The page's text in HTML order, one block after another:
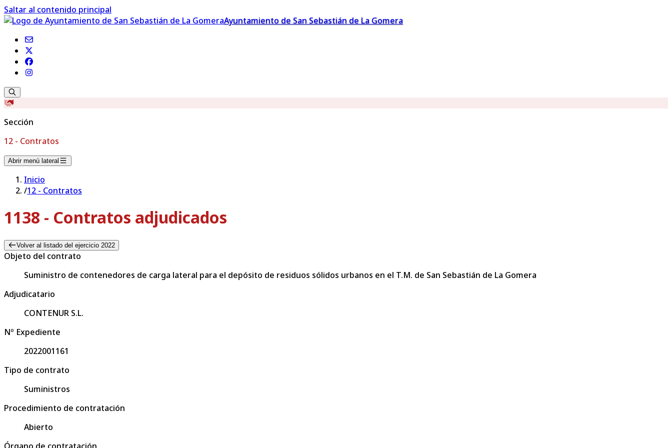
Saltar al contenido principal
Ayuntamiento de San Sebastián de La Gomera
Sección
12 - Contratos
Abrir menú lateral
Inicio
/12 - Contratos
1138 - Contratos adjudicados
Volver al listado del ejercicio 2022
Objeto del contrato
Suministro de contenedores de carga lateral para el depósito de residuos sólidos urbanos en el T.M. de San Sebastián de La Gomera
Adjudicatario
CONTENUR S.L.
Nº Expediente
2022001161
Tipo de contrato
Suministros
Procedimiento de contratación
Abierto